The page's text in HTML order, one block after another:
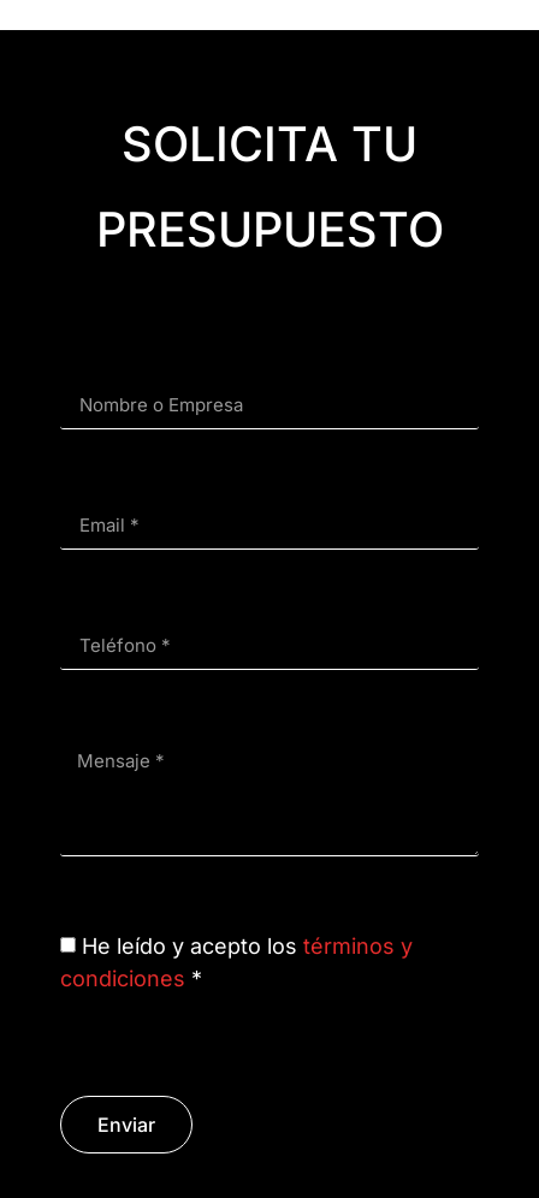
SOLICITA TU
PRESUPUESTO
He leído y acepto los términos y
condiciones *
Enviar